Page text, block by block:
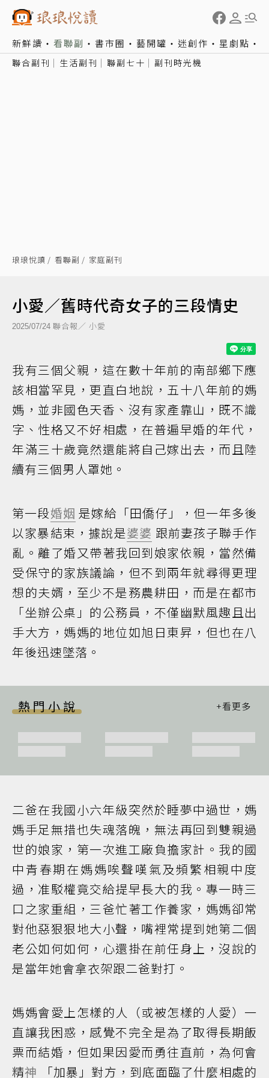
新鮮讀 看聯副 書市圈 藝開罐 迷創作 星劇點
聯合副刊 生活副刊 聯副七十 副刊時光機
琅琅悅讀 看聯副 家庭副刊
小愛／舊時代奇女子的三段情史
2025/07/24 聯合報／ 小愛
我有三個父親，這在數十年前的南部鄉下應
該相當罕見，更直白地說，五十八年前的媽
媽，並非國色天香、沒有家產靠山，既不識
字、性格又不好相處，在普遍早婚的年代，
年滿三十歲竟然還能將自己嫁出去，而且陸
續有三個男人罩她。
第一段婚姻 是嫁給「田僑仔」，但一年多後
以家暴結束，據說是婆婆 跟前妻孩子聯手作
亂。離了婚又帶著我回到娘家依親，當然備
受保守的家族議論，但不到兩年就尋得更理
想的夫婿，至少不是務農耕田，而是在都市
「坐辦公桌」的公務員，不僅幽默風趣且出
手大方，媽媽的地位如旭日東昇，但也在八
年後迅速墜落。
熱門小說
二爸在我國小六年級突然於睡夢中過世，媽
媽手足無措也失魂落魄，無法再回到雙親過
世的娘家，第一次進工廠負擔家計。我的國
中青春期在媽媽唉聲嘆氣及頻繁相親中度
過，准駁權竟交給提早長大的我。專一時三
口之家重組，三爸忙著工作養家，媽媽卻常
對他惡狠狠地大小聲，嘴裡常提到她第二個
老公如何如何，心還掛在前任身上，沒說的
是當年她會拿衣架跟二爸對打。
媽媽會愛上怎樣的人（或被怎樣的人愛）一
直讓我困惑，感覺不完全是為了取得長期飯
票而結婚，但如果因愛而勇往直前，為何會
精神 「加暴」對方，到底面臨了什麼相處的